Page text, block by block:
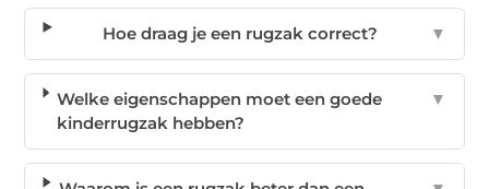
Hoe draag je een rugzak correct? ▼
Welke eigenschappen moet een goede
kinderrugzak hebben?
▼